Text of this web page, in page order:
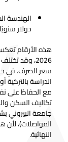
دولار
هذه الأرقام
2026، وقد
سعر الصرف. في
الدراسة
مع الحفاظ على
تكاليف السكن
جامعة البيروني
المواصلات)، لأن
النهائية.